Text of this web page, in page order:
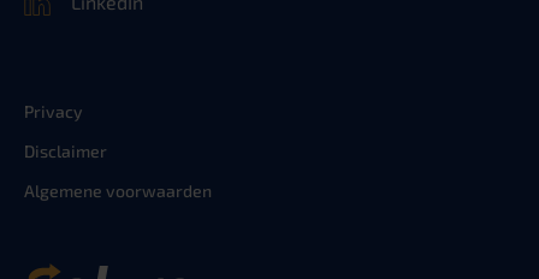
Privacy
Disclaimer
Algemene voorwaarden